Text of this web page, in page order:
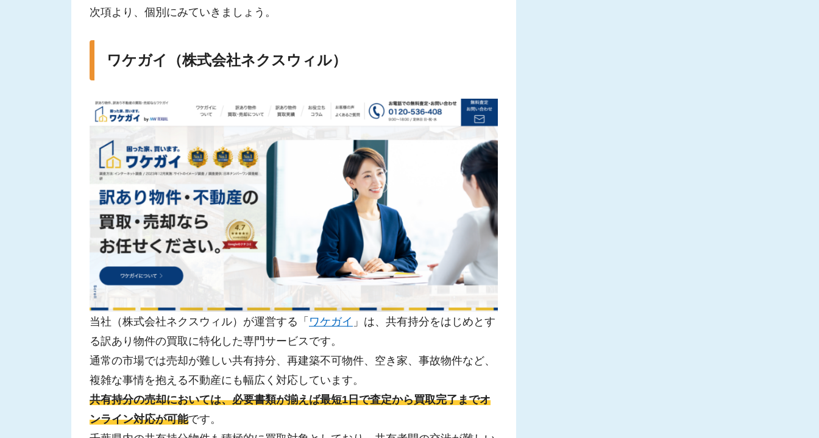
次項より、個別にみていきましょう。
ワケガイ（株式会社ネクスウィル）
当社（株式会社ネクスウィル）が運営する「 ワケガイ 」は、共有持分をはじめとす
る訳あり物件の買取に特化した専門サービスです。
通常の市場では売却が難しい共有持分、再建築不可物件、空き家、事故物件など、
複雑な事情を抱える不動産にも幅広く対応しています。
共有持分の売却においては、必要書類が揃えば最短1日で査定から買取完了までオ
ンライン対応が可能です。